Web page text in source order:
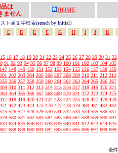
は
ません
HOME
ト頭文字検索(serach by Initial)
C
D E F G H I J K
15 16 17 18 19 20 21 22 23 24 25 26 27 28 29 30 31 32
91 92 93 94 95 96 97 98 99 100 101 102 103 104 105
148 149 150 151 152 153 154 155 156 157 158 159
202 203 204 205 206 207 208 209 210 211 212 213
256 257 258 259 260 261 262 263 264 265 266 267
310 311 312 313 314 315 316 317 318 319 320 321
364 365 366 367 368 369 370 371 372 373 374 375
418 419 420 421 422 423 424 425 426 427 428 429
472 473 474 475 476 477 478 479 480 481 482 483
526 527 528 529 530 531 532 533 534 535 536 537
580 581 582 583 584 585 586 587 588 589 590 591
634 635 636 637 638 639 640 641 642 643 644 645
688 689 690 691 692 693 694 695 696 697 698 699
全